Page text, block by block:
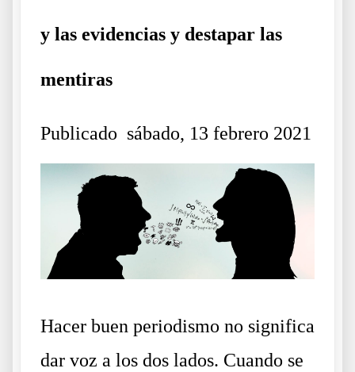
y las evidencias y destapar las
mentiras
Publicado sábado, 13 febrero 2021
Hacer buen periodismo no significa
dar voz a los dos lados. Cuando se